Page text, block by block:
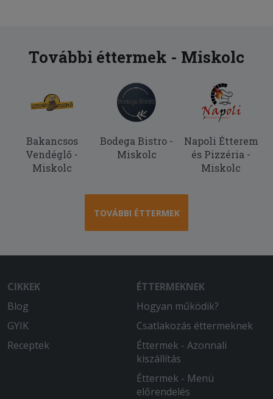
2026-02-18 - András:
Köszönjük nagyon finom volt!
2026-01-22 - Zoltán:
Finomak voltak a pizzák, mint mindig
Nem csináltak meg amit kértem, így a
pizza nekem ehetetlen volt, 4000ft
kuka
2025-09-17 - Zoltán:
Megszokotthoz képest és abszolút
Az étel finom, de a 3 óra várakozás az
2025-08-02 - Kota-Fazekas:
Mennyei volt minden étel Köszönjük
További éttermek - Miskolc
Bakancsos
Vendéglő -
Miskolc
Bodega Bistro -
Miskolc
Napoli Étterem
és Pizzéria -
Miskolc
TOVÁBBI ÉTTERMEK
CIKKEK
Blog
GYIK
Receptek
ÉTTERMEKNEK
Hogyan működik?
Csatlakozás éttermeknek
Éttermek - Azonnali
kiszállítás
Éttermek - Menü
előrendelés